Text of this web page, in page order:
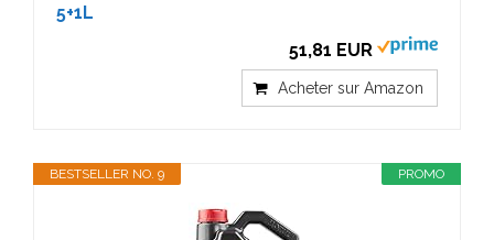
5+1L
51,81 EUR
Acheter sur Amazon
PROMO
BESTSELLER NO. 9